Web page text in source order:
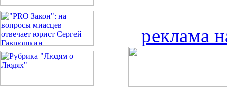
реклама